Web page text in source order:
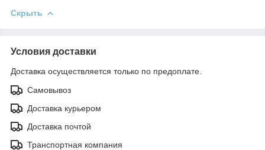
Скрыть
Условия доставки
Доставка осуществляется только по предоплате.
Самовывоз
Доставка курьером
Доставка почтой
Транспортная компания